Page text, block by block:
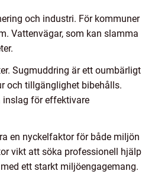
och industri. För kommuner
Vattenvägar, som kan slamma
Sugmuddring är ett oumbärligt
och tillgänglighet bibehålls.
inslag för effektivare
en nyckelfaktor för både miljön
vikt att söka professionell hjälp
ett starkt miljöengagemang.